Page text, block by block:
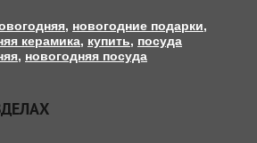
, новогодние подарки,
керамика, купить, посуда
, новогодняя посуда